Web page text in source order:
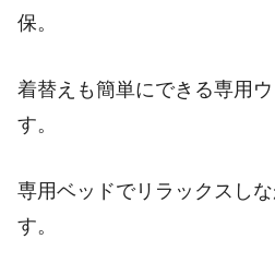
保。
着替えも簡単にできる専用
す。
専用ベッドでリラックスし
す。